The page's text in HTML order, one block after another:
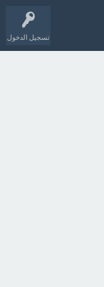
تسجيل الدخول